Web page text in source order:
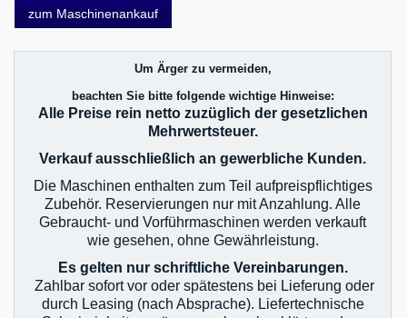
zum Maschinenankauf
Um Ärger zu vermeiden,
beachten Sie bitte folgende wichtige Hinweise:
Alle Preise rein netto zuzüglich der gesetzlichen
Mehrwertsteuer.
Verkauf ausschließlich an gewerbliche Kunden.
Die Maschinen enthalten zum Teil aufpreispflichtiges
Zubehör. Reservierungen nur mit Anzahlung. Alle
Gebraucht- und Vorführmaschinen werden verkauft
wie gesehen, ohne Gewährleistung.
Es gelten nur schriftliche Vereinbarungen.
Zahlbar sofort vor oder spätestens bei Lieferung oder
durch Leasing (nach Absprache). Liefertechnische